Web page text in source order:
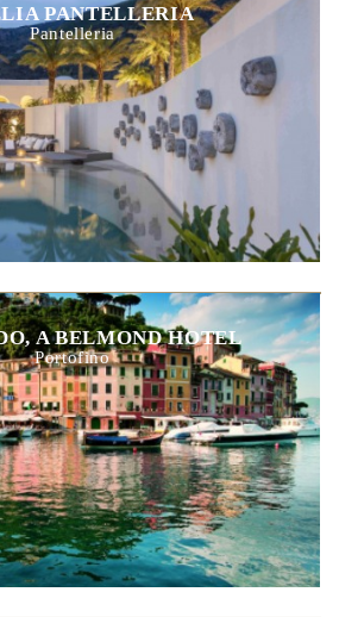
PANTELLERIA
Pantelleria
A BELMOND HOTEL
Portofino